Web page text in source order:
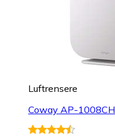
Luftrensere
Coway AP-1008CH